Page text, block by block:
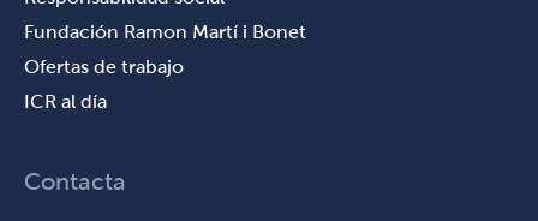
Fundación Ramon Martí i Bonet
Ofertas de trabajo
ICR al día
Contacta